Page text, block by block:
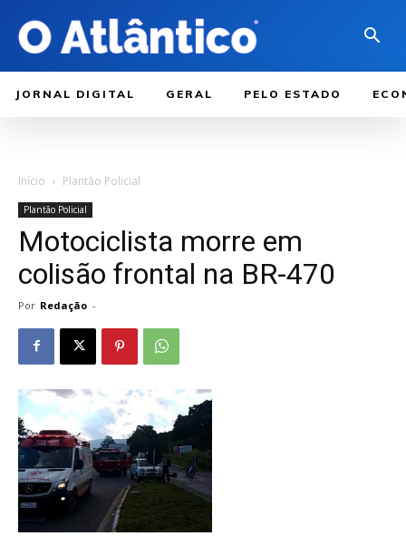
JORNAL DIGITAL GERAL PELO ESTADO
Início Plantão Policial
Plantão Policial
Motociclista morre em
colisão frontal na BR-470
Por Redação -